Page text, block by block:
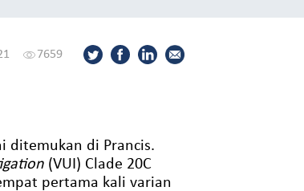
7659
ditemukan di Prancis.
(VUI) Clade 20C
pertama kali varian